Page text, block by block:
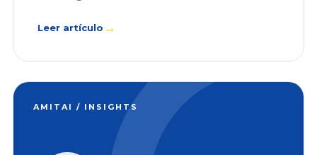
Leer artículo →
AMITAI / INSIGHTS